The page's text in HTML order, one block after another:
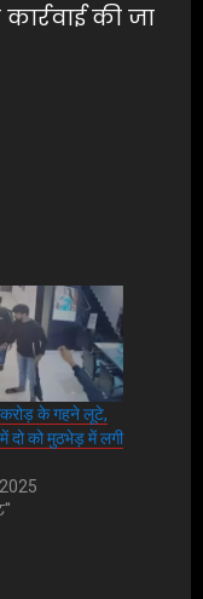
की जा
के गहने लूटे,
दो को मुठभेड़ में लगी